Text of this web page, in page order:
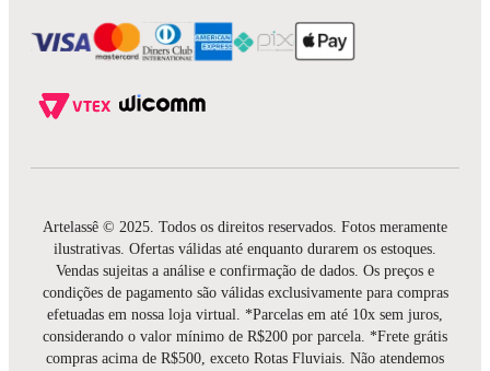
Artelassê © 2025. Todos os direitos reservados. Fotos meramente
ilustrativas. Ofertas válidas até enquanto durarem os estoques.
Vendas sujeitas a análise e confirmação de dados. Os preços e
condições de pagamento são válidas exclusivamente para compras
efetuadas em nossa loja virtual. *Parcelas em até 10x sem juros,
considerando o valor mínimo de R$200 por parcela. *Frete grátis
compras acima de R$500, exceto Rotas Fluviais. Não atendemos